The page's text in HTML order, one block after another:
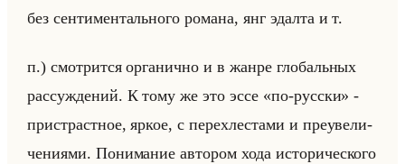
без сен­ти­мен­тально­го ро­ма­на, янг эдал­та и т.
п.) смот­рит­ся ор­га­нич­но и в жанре гло­бальных
рас­суж­де­ний. К тому же это эссе «по-русски» -
при­страст­ное, яркое, с пе­ре­хле­ста­ми и пре­уве­ли­
че­ни­ями. По­ни­ма­ние ав­то­ром хода ис­то­ри­че­ско­го